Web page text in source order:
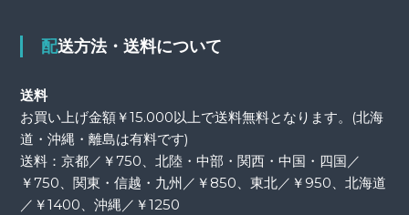
配送方法・送料について
送料
お買い上げ金額￥15.000以上で送料無料となります。(北海
道・沖縄・離島は有料です)
送料：京都／￥750、北陸・中部・関西・中国・四国／
￥750、関東・信越・九州／￥850、東北／￥950、北海道
／￥1400、沖縄／￥1250